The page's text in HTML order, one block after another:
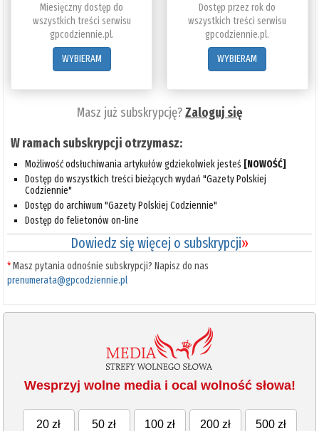
Miesięczny dostęp do
wszystkich treści serwisu
gpcodziennie.pl.
WYBIERAM
Dostęp przez rok do
wszystkich treści serwisu
gpcodziennie.pl.
WYBIERAM
Masz już subskrypcję?Zaloguj się
W ramach subskrypcji otrzymasz:
Możliwość odsłuchiwania artykułów gdziekolwiek jesteś [NOWOŚĆ]
Dostęp do wszystkich treści bieżących wydań "Gazety Polskiej
Codziennie"
Dostęp do archiwum "Gazety Polskiej Codziennie"
Dostęp do felietonów on-line
Dowiedz się więcej o subskrypcji»
*Masz pytania odnośnie subskrypcji? Napisz do nas
prenumerata@gpcodziennie.pl
Wesprzyj wolne media i ocal wolność słowa!
20 zł 50 zł 100 zł 200 zł 500 zł